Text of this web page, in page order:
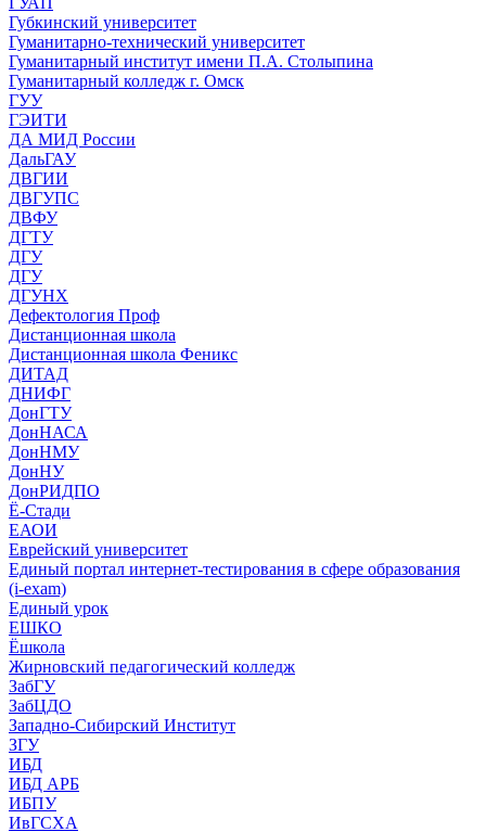
Губкинский университет
Гуманитарно-технический университет
Гуманитарный институт имени П.А. Столыпина
Гуманитарный колледж г. Омск
ГУУ
ГЭИТИ
ДА МИД России
ДальГАУ
ДВГИИ
ДВГУПС
ДВФУ
ДГТУ
ДГУ
ДГУ
ДГУНХ
Дефектология Проф
Дистанционная школа
Дистанционная школа Феникс
ДИТАД
ДНИФГ
ДонГТУ
ДонНАСА
ДонНМУ
ДонНУ
ДонРИДПО
Ё-Стади
ЕАОИ
Еврейский университет
Единый портал интернет-тестирования в сфере образования
(i-exam)
Единый урок
ЕШКО
Ёшкола
Жирновский педагогический колледж
ЗабГУ
ЗабЦДО
Западно-Сибирский Институт
ЗГУ
ИБД
ИБД АРБ
ИБПУ
ИвГСХА